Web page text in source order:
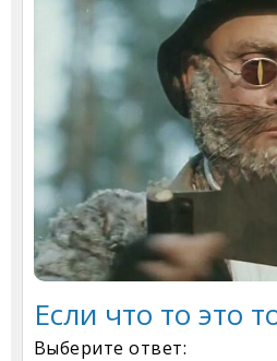
Если что то это
Выберите ответ: